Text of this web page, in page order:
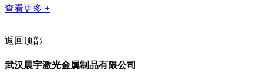
查看更多 +
返回顶部
武汉晨宇激光金属制品有限公司